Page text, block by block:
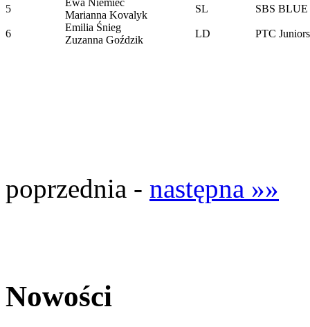
5
Marianna Kovalyk
SL SBS
6
Emilia Śnieg
Zuzanna Goździk
LD PTC
poprzednia - następna »»
Nowości